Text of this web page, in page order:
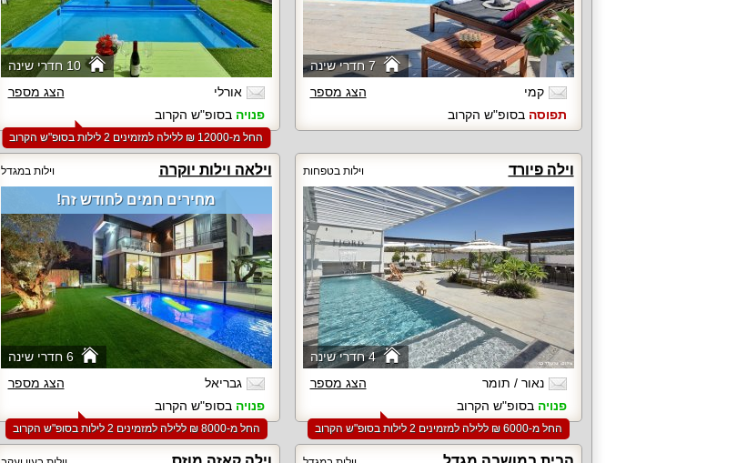
7 חדרי שינה
קמי
הצג מספר
תפוסה בסופ"ש הקרוב
10 חדרי שינה
אורלי
הצג מספר
פנויה בסופ"ש הקרוב
החל מ-‏12000 ₪ ללילה למזמינים 2 לילות בסופ"ש הקרוב
וילה פיורד וילות בטפחות
4 חדרי שינה
נאור / תומר
הצג מספר
פנויה בסופ"ש הקרוב
החל מ-‏6000 ₪ ללילה למזמינים 2 לילות בסופ"ש הקרוב
וילאה וילות יוקרה וילות במגדל
6 חדרי שינה
מחירים חמים לחודש זה!
גבריאל
הצג מספר
פנויה בסופ"ש הקרוב
החל מ-‏8000 ₪ ללילה למזמינים 2 לילות בסופ"ש הקרוב